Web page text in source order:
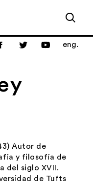
eng.
Autor de
y filosofía de
del siglo XVII.
de Tufts